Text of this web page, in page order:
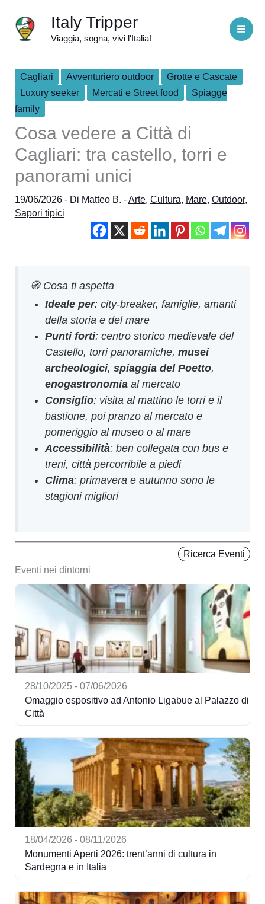
contenuto
Italy Tripper
Viaggia, sogna, vivi l'Italia!
Cagliari Avventuriero outdoor
Grotte e Cascate
Luxury seeker
Mercati e Street food
Spiagge
family
Cosa vedere a Città di
Cagliari: tra castello, torri e
panorami unici
19/06/2026 - Di Matteo B. -Arte, Cultura, Mare, Outdoor,
Sapori tipici
🧭 Cosa ti aspetta
Ideale per: city-breaker, famiglie, amanti
della storia e del mare
Punti forti: centro storico medievale del
Castello, torri panoramiche,musei
archeologici,spiaggia del Poetto,
enogastronomia al mercato
Consiglio: visita al mattino le torri e il
bastione, poi pranzo al mercato e
pomeriggio al museo o al mare
Accessibilità: ben collegata con bus e
treni, città percorribile a piedi
Clima: primavera e autunno sono le
stagioni migliori
Eventi nei dintorni
Ricerca Eventi
28/10/2025 - 07/06/2026
Omaggio espositivo ad Antonio Ligabue al Palazzo di
Città
18/04/2026 - 08/11/2026
Monumenti Aperti 2026: trent’anni di cultura in
Sardegna e in Italia